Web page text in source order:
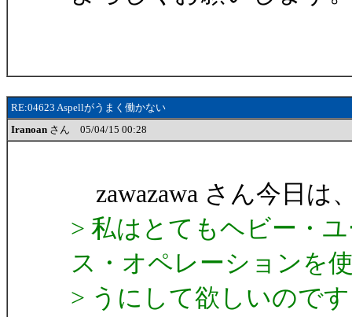
RE:04623 Aspellがうまく働かない
Iranoan さん 05/04/15 00:28
zawazawa さん今日は
> 私はとてもヘビー・
ス・オペレーションを
> うにして欲しいので